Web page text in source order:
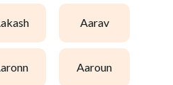
aakash aarav
aaronn aaroun